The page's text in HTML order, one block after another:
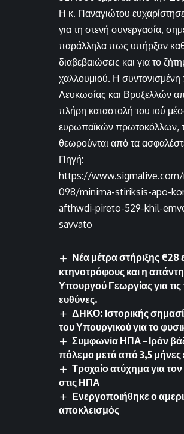
Η κ. Παναγιώτου
για τη στενή συνεργασία,
παράλληλα πως υπήρξαν
διαβεβαιώσεις και για το
χαλλουμιού. Η
Λευκωσίας και Βρυξελλών
πλήρη καταστολή του ιού
ευρωπαϊκών πρωτοκόλλων,
θεωρούνται από τα
Πηγή:
https://
098/minima-stiriksis-apo-
afthwdi-pireto-529-khil-
savvato
Νέα μέτρα στήριξης €28
κτηνοτρόφους και η
Υπουργού Γεωργίας για τις
ευθύνες.
ΔΗΚΟ: Ιστορικής
του Υπουργικού για το
Συμφωνία ΗΠΑ – Ιράν
πόλεμο μετά από 3,5
Τροχαίο ατύχημα για
στις ΗΠΑ
Ενεργοποιήθηκε ο
αποκλεισμός